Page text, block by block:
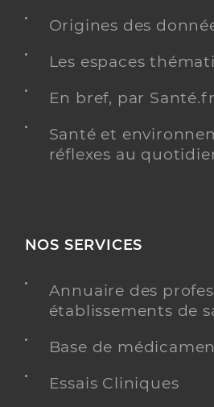
Origines des
Les espaces
En bref, par Santé.fr
Santé et
réflexes au
NOS SERVICES
Annuaire des
établissements de
Base de
Essais Cliniques